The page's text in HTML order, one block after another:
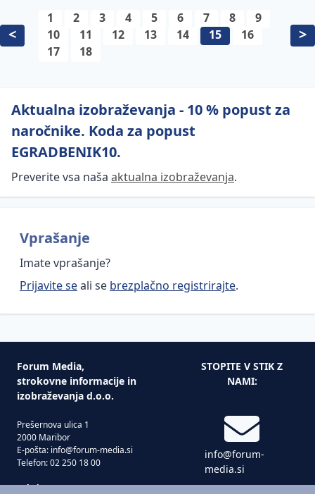
<
1 2 3 4 5 6 7 8
9
10
11 12 13 14 15
16
17
18
>
Aktualna izobraževanja - 10 % popust za
naročnike. Koda za popust
EGRADBENIK10.
Preverite vsa naša aktualna izobraževanja.
Vprašanje
Imate vprašanje?
Prijavite seali se brezplačno registrirajte.
Forum Media,
strokovne informacije in
izobraževanja d.o.o.
Prešernova ulica 1
2000 Maribor
E-pošta: info@forum-media.si
Telefon: 02 250 18 00
Tukaj smo za vas!
STOPITE V STIK Z
NAMI:
info@forum-
media.si